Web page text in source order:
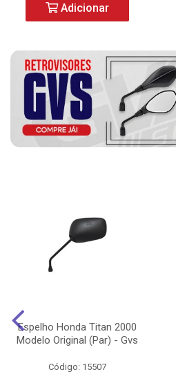
Adicionar
Espelho Honda Titan 2000
Modelo Original (Par) - Gvs
Código: 15507